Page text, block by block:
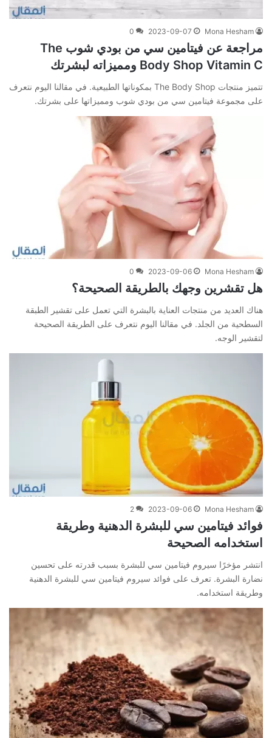
Mona Hesham
2023-09-07
0
مراجعة عن فيتامين سي من بودي شوب The
Body Shop Vitamin C ومميزاته لبشرتك
تتميز منتجات The Body Shop بمكوناتها الطبيعية. في مقالنا اليوم نتعرف
على مجموعة فيتامين سي من بودي شوب ومميزاتها على بشرتك.
Mona Hesham
2023-09-06
0
هل تقشرين وجهك بالطريقة الصحيحة؟
هناك العديد من منتجات العناية بالبشرة التي تعمل على تقشير الطبقة
السطحية من الجلد. في مقالنا اليوم نتعرف على الطريقة الصحيحة
لتقشير الوجه.
Mona Hesham
2023-09-06
2
فوائد فيتامين سي للبشرة الدهنية وطريقة
استخدامه الصحيحة
انتشر مؤخرًا سيروم فيتامين سي للبشرة بسبب قدرته على تحسين
نضارة البشرة. تعرف على فوائد سيروم فيتامين سي للبشرة الدهنية
وطريقة استخدامه.